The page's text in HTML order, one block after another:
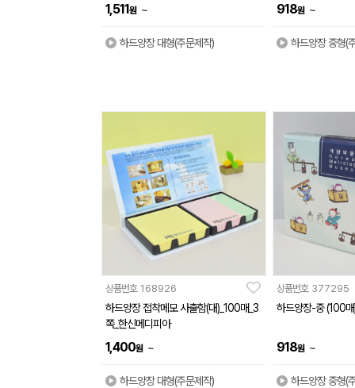
1,511원 ~
하드양장 대형(주문제작)
918원 ~
하드양장 중형(
상품번호 168926
하드양장 접착메모 사출함(대)_100매_3
쪽_한신메디피아
1,400원 ~
하드양장 대형(주문제작)
상품번호 377295
하드양장-중 (100
918원 ~
하드양장 중형(